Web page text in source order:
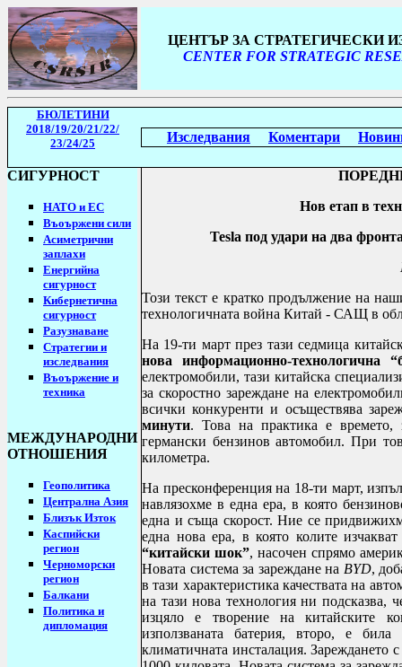
ЦЕНТЪР ЗА СТРАТЕГИЧЕСКИ
CENTER FOR STRATEGIC
БЮЛЕТИНИ
2018/19/20/21/22/
23/24/25
Изследвания Коментари
СИГУРНОСТ
НАТО и ЕС
Въоържени сили
Асиметрични
заплахи
Енергийна
сигурност
Кибернетична
сигурност
Разузнаване
Стратегии и
изследвания
Въоържение и
техника
МЕЖДУНАРОДНИ
ОТНОШЕНИЯ
Геополитика
Централна Азия
Близък Изток
Каспийски
регион
Черноморски
регион
Балкани
Политика и
дипломация
Нов етап в
Tesla под удари на два
Този текст е кратко продължение на
технологичната война Китай - САЩ в
На 19-ти март през тази седмица
нова информационно-технологична
електромобили, тази китайска
за скоростно зареждане на
всички конкуренти и осъществява
минути. Това на практика е времето,
германски бензинов автомобил. При
километра.
На пресконференция на 18-ти март,
навлязохме в една ера, в която
една и съща скорост. Ние се
една нова ера, в която колите
“китайски шок”, насочен спрямо
Новата система за зареждане на BYD,
в тази характеристика качествата на
на тази нова технология ни подсказва,
изцяло е творение на китайските
използваната батерия, второ, е
климатичната инсталация. Зареждането